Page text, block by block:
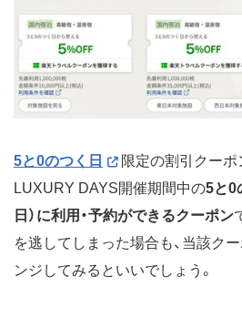
5と0のつく日
限定の割引クーポ
LUXURY DAYS開催期間中の5と0
日）に利用・予約ができるクーポン
を逃してしまった場合も、当該ク
ンジしてみるといいでしょう。